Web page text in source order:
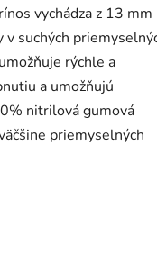
vychádza z 13 mm
suchých
rýchle a
a umožňujú
nitrilová gumová
priemyselných